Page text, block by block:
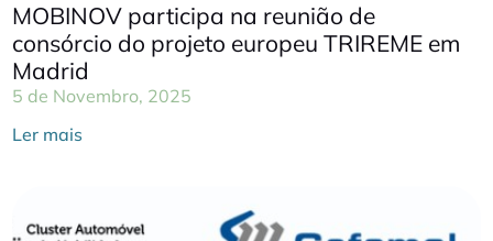
MOBINOV participa na reunião de
consórcio do projeto europeu TRIREME em
Madrid
5 de Novembro, 2025
Ler mais